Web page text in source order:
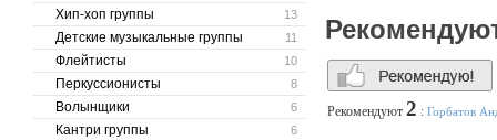
13
Хип-хоп группы
11
Детские музыкальные группы
10
Флейтисты
8
Перкуссионисты
6
Волынщики
6
Кантри группы
Рекомендуют 2 : Горбатов